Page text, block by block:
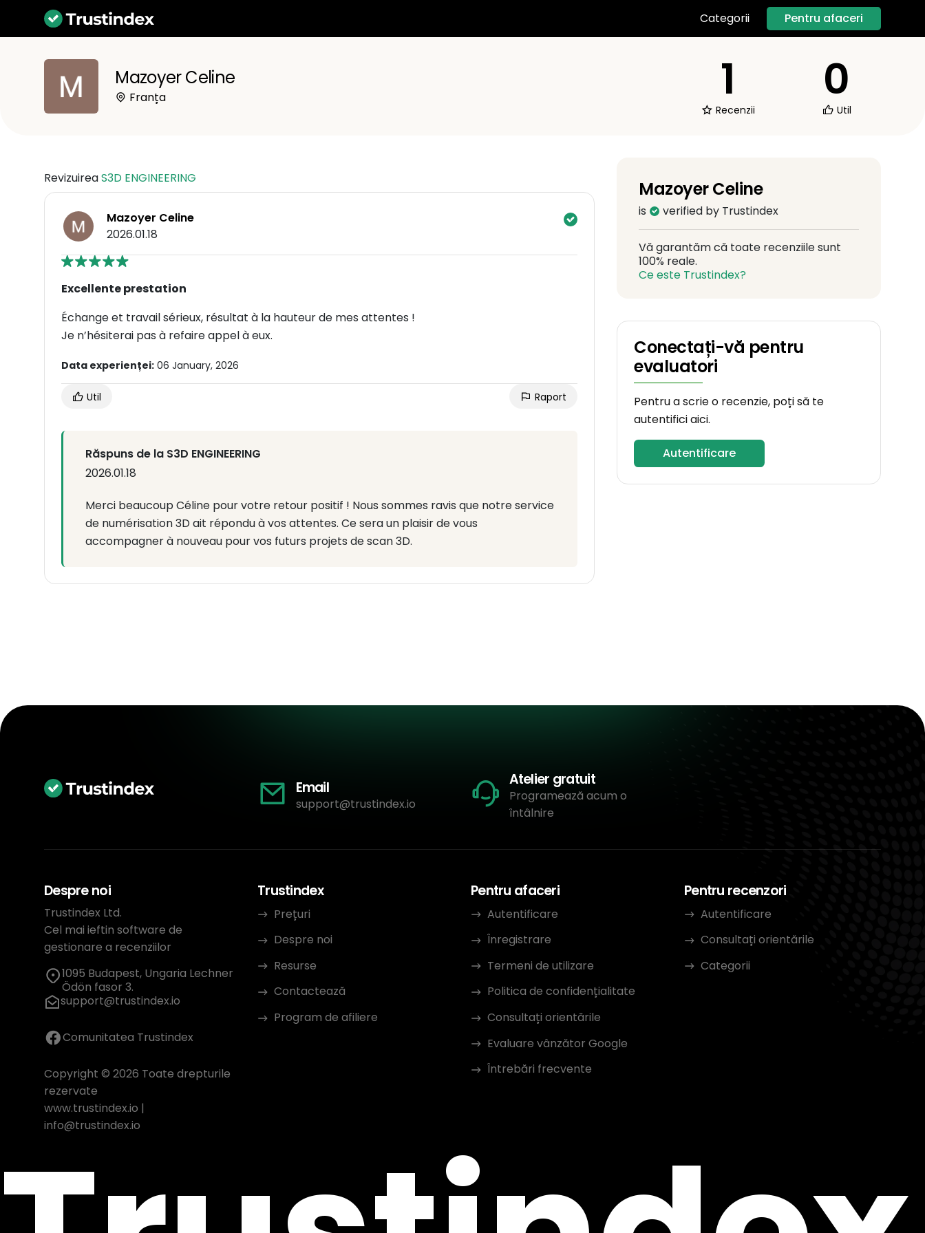
Categorii Pentru afaceri
Mazoyer Celine
Franța 1
Recenzii
0
Util
RevizuireaS3D ENGINEERING
Mazoyer Celine
2026.01.18
Excellente prestation
Échange et travail sérieux, résultat à la hauteur de mes attentes !
Je n’hésiterai pas à refaire appel à eux.
Data experienței: 06 January, 2026
Util Raport
Răspuns de la S3D ENGINEERING
2026.01.18
Merci beaucoup Céline pour votre retour positif ! Nous sommes ravis que notre service
de numérisation 3D ait répondu à vos attentes. Ce sera un plaisir de vous
accompagner à nouveau pour vos futurs projets de scan 3D.
Mazoyer Celine
is verified by Trustindex
Vă garantăm că toate recenziile sunt
100% reale.
Ce este Trustindex?
Conectați-vă pentru
evaluatori
Pentru a scrie o recenzie, poți să te
autentifici aici.
Autentificare
Email
support@trustindex.io
Atelier gratuit
Programează acum o
întâlnire
Despre noi
Trustindex Ltd.
Cel mai ieftin software de
gestionare a recenziilor
1095 Budapest, Ungaria Lechner
Ödön fasor 3.
support@trustindex.io
Comunitatea Trustindex
Copyright © 2026 Toate drepturile
rezervate
www.trustindex.io |
info@trustindex.io
Trustindex
Prețuri
Despre noi
Resurse
Contactează
Program de afiliere
Pentru afaceri
Autentificare
Înregistrare
Termeni de utilizare
Politica de confidențialitate
Consultați orientările
Evaluare vânzător Google
Întrebări frecvente
Pentru recenzori
Autentificare
Consultați orientările
Categorii